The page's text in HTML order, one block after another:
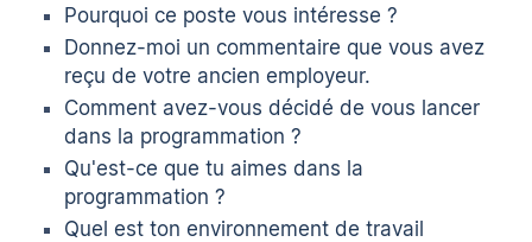
Pourquoi ce poste vous intéresse ?
Donnez-moi un commentaire que vous avez
reçu de votre ancien employeur.
Comment avez-vous décidé de vous lancer
dans la programmation ?
Qu'est-ce que tu aimes dans la
programmation ?
Quel est ton environnement de travail